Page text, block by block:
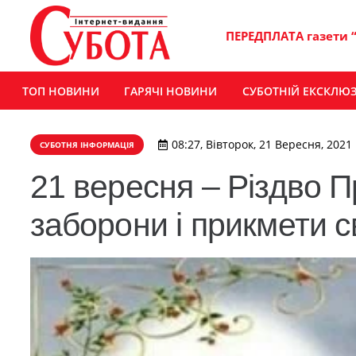
ПЕРЕДПЛАТА газети
ТОП НОВИНИ ГАРЯЧІ НОВИНИ СУБОТНІЙ
СУБОТНЯ ІНФОРМАЦІЯ 08:27, Вівторок, 21 Вересня, 2021
21 вересня – Різдво
заборони і прикмети